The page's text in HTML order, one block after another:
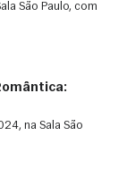
São Paulo, com
na Sala São